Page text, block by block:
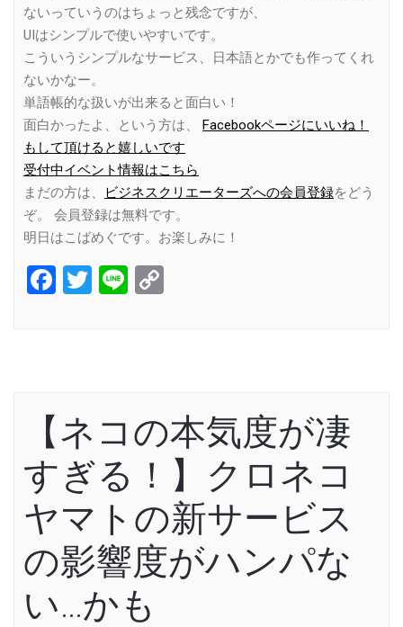
ないっていうのはちょっと残念ですが、
UIはシンプルで使いやすいです。
こういうシンプルなサービス、日本語とかでも作ってくれ
ないかなー。
単語帳的な扱いが出来ると面白い！
面白かったよ、という方は、
Facebookページにいいね！
もして頂けると嬉しいです
受付中イベント情報はこちら
まだの方は、
ビジネスクリエーターズへの会員登録をどう
ぞ。 会員登録は無料です。
明日はこばめぐです。お楽しみに！
Facebook
Twitter
Line
【ネコの本気度が凄
すぎる！】クロネコ
ヤマトの新サービス
の影響度がハンパな
い…かも